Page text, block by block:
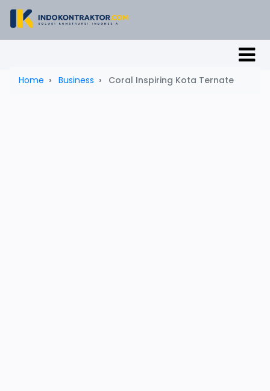
Home Business Coral Inspiring Kota Ternate